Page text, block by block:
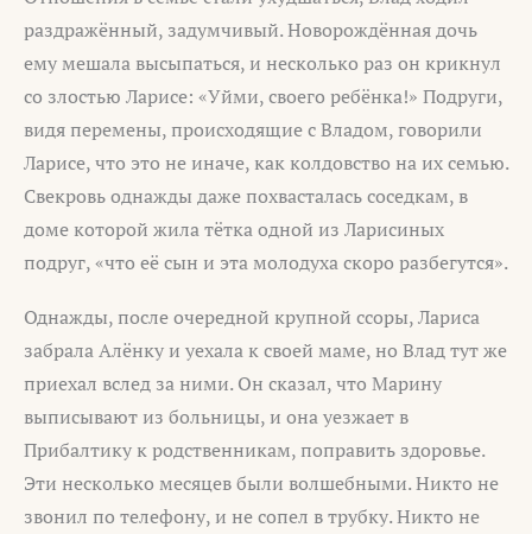
раздражённый, задумчивый. Новорождённая дочь
ему мешала высыпаться, и несколько раз он крикнул
со злостью Ларисе: «Уйми, своего ребёнка!» Подруги,
видя перемены, происходящие с Владом, говорили
Ларисе, что это не иначе, как колдовство на их семью.
Свекровь однажды даже похвасталась соседкам, в
доме которой жила тётка одной из Ларисиных
подруг, «что её сын и эта молодуха скоро разбегутся».
Однажды, после очередной крупной ссоры, Лариса
забрала Алёнку и уехала к своей маме, но Влад тут же
приехал вслед за ними. Он сказал, что Марину
выписывают из больницы, и она уезжает в
Прибалтику к родственникам, поправить здоровье.
Эти несколько месяцев были волшебными. Никто не
звонил по телефону, и не сопел в трубку. Никто не